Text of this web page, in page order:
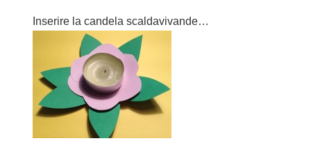
Inserire la candela scaldavivande…